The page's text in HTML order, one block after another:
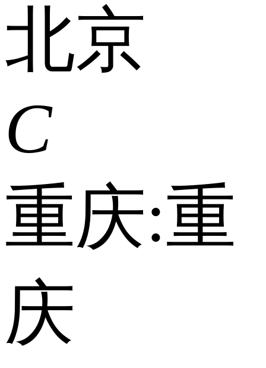
北京
C
重庆:重
庆